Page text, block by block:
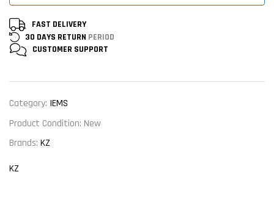
FAST DELIVERY
30 DAYS RETURN PERIOD
CUSTOMER SUPPORT
Category: IEMS
Product Condition: New
Brands: KZ
KZ